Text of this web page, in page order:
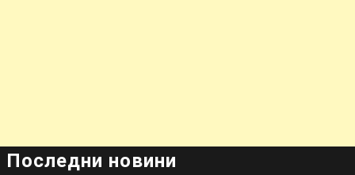
Последни новини